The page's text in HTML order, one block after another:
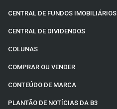
CENTRAL DE FUNDOS IMOBILIÁRIOS
CENTRAL DE DIVIDENDOS
COLUNAS
COMPRAR OU VENDER
CONTEÚDO DE MARCA
PLANTÃO DE NOTÍCIAS DA B3